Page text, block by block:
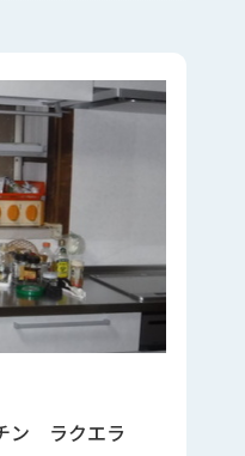
ン ラクエラ